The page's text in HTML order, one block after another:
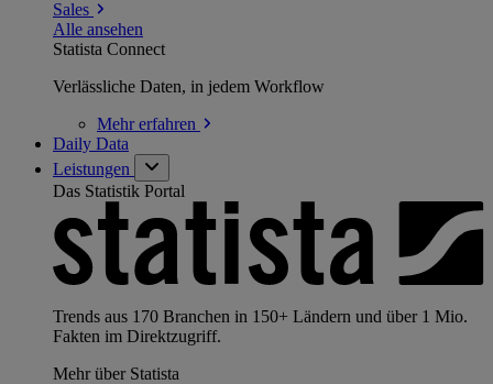
Sales
Alle ansehen
Statista Connect
Verlässliche Daten, in jedem Workflow
Mehrerfahren
Daily Data
Leistungen
Das Statistik Portal
Trends aus 170 Branchen in 150+ Ländern und über 1 Mio.
Fakten im Direktzugriff.
Mehr über Statista